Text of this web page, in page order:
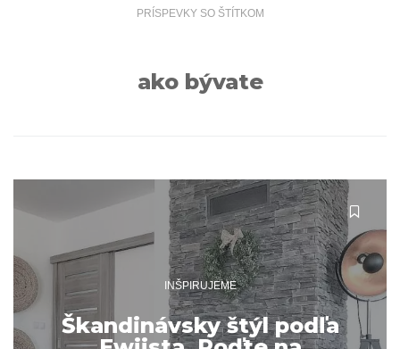
PRÍSPEVKY SO ŠTÍTKOM
ako bývate
INŠPIRUJEME
Škandinávsky štýl podľa